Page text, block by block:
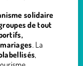
solidaire
de tout
. La
,